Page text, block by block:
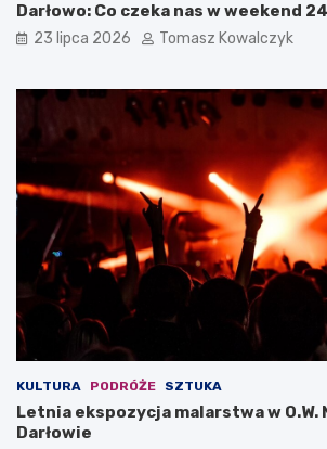
Darłowo: Co czeka nas w weekend
23 lipca 2026 Tomasz Kowalczyk
KULTURA PODRÓŻE SZTUKA
Letnia ekspozycja malarstwa w O.W.
Darłowie